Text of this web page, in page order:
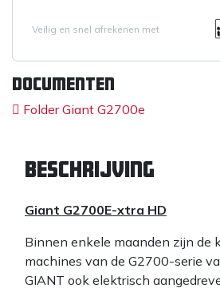
Veilig en snel afrekenen met
Documenten
Folder Giant G2700e
Beschrijving
Giant G2700E-xtra HD
Binnen enkele maanden zijn de
machines van de G2700-serie
GIANT ook elektrisch